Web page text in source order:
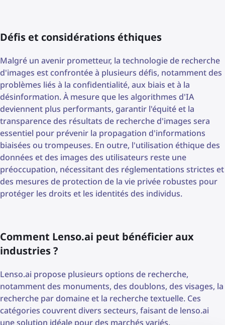
Défis et considérations éthiques
Malgré un avenir prometteur, la technologie de recherche
d'images est confrontée à plusieurs défis, notamment des
problèmes liés à la confidentialité, aux biais et à la
désinformation. À mesure que les algorithmes d'IA
deviennent plus performants, garantir l'équité et la
transparence des résultats de recherche d'images sera
essentiel pour prévenir la propagation d'informations
biaisées ou trompeuses. En outre, l'utilisation éthique des
données et des images des utilisateurs reste une
préoccupation, nécessitant des réglementations strictes et
des mesures de protection de la vie privée robustes pour
protéger les droits et les identités des individus.
Comment Lenso.ai peut bénéficier aux
industries ?
Lenso.ai propose plusieurs options de recherche,
notamment des monuments, des doublons, des visages, la
recherche par domaine et la recherche textuelle. Ces
catégories couvrent divers secteurs, faisant de lenso.ai
une solution idéale pour des marchés variés.